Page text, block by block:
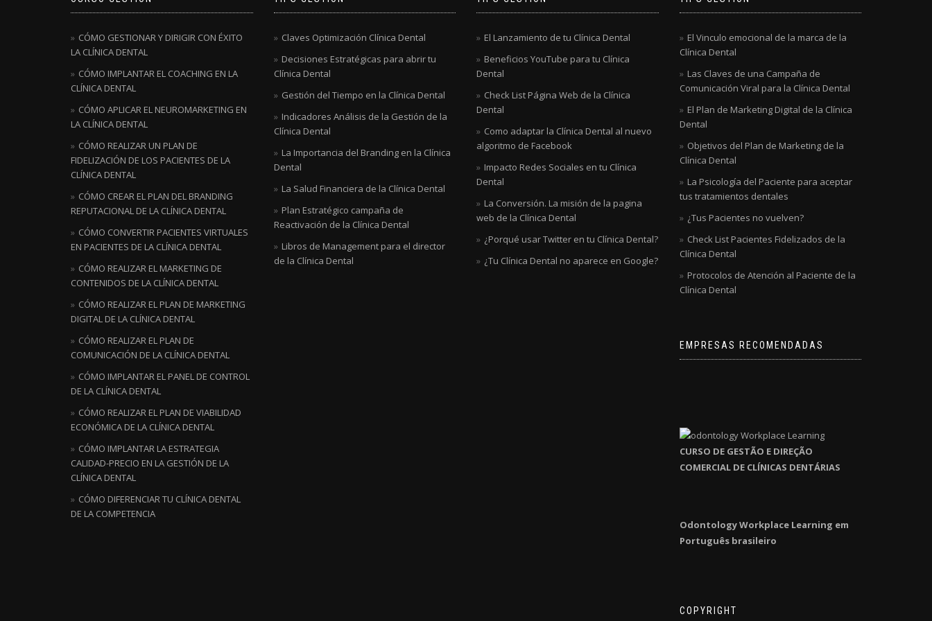
CÓMO GESTIONAR Y DIRIGIR CON ÉXITO
LA CLÍNICA DENTAL
CÓMO IMPLANTAR EL COACHING EN LA
CLÍNICA DENTAL
CÓMO APLICAR EL NEUROMARKETING EN
LA CLÍNICA DENTAL
CÓMO REALIZAR UN PLAN DE
FIDELIZACIÓN DE LOS PACIENTES DE LA
CLÍNICA DENTAL
CÓMO CREAR EL PLAN DEL BRANDING
REPUTACIONAL DE LA CLÍNICA DENTAL
CÓMO CONVERTIR PACIENTES VIRTUALES
EN PACIENTES DE LA CLÍNICA DENTAL
CÓMO REALIZAR EL MARKETING DE
CONTENIDOS DE LA CLÍNICA DENTAL
CÓMO REALIZAR EL PLAN DE MARKETING
DIGITAL DE LA CLÍNICA DENTAL
CÓMO REALIZAR EL PLAN DE
COMUNICACIÓN DE LA CLÍNICA DENTAL
CÓMO IMPLANTAR EL PANEL DE CONTROL
DE LA CLÍNICA DENTAL
CÓMO REALIZAR EL PLAN DE VIABILIDAD
ECONÓMICA DE LA CLÍNICA DENTAL
CÓMO IMPLANTAR LA ESTRATEGIA
CALIDAD-PRECIO EN LA GESTIÓN DE LA
CLÍNICA DENTAL
CÓMO DIFERENCIAR TU CLÍNICA DENTAL
DE LA COMPETENCIA
Claves Optimización Clínica Dental
Decisiones Estratégicas para abrir tu
Clínica Dental
Gestión del Tiempo en la Clínica Dental
Indicadores Análisis de la Gestión de la
Clínica Dental
La Importancia del Branding en la Clínica
Dental
La Salud Financiera de la Clínica Dental
Plan Estratégico campaña de
Reactivación de la Clínica Dental
Libros de Management para el director
de la Clínica Dental
El Lanzamiento de tu Clínica Dental
Beneficios YouTube para tu Clínica
Dental
Check List Página Web de la Clínica
Dental
Como adaptar la Clínica Dental al nuevo
algoritmo de Facebook
Impacto Redes Sociales en tu Clínica
Dental
La Conversión. La misión de la pagina
web de la Clínica Dental
¿Porqué usar Twitter en tu Clínica Dental?
¿Tu Clínica Dental no aparece en Google?
El Vinculo emocional de la marca de la
Clínica Dental
Las Claves de una Campaña de
Comunicación Viral para la Clínica Dental
El Plan de Marketing Digital de la Clínica
Dental
Objetivos del Plan de Marketing de la
Clínica Dental
La Psicología del Paciente para aceptar
tus tratamientos dentales
¿Tus Pacientes no vuelven?
Check List Pacientes Fidelizados de la
Clínica Dental
Protocolos de Atención al Paciente de la
Clínica Dental
EMPRESAS RECOMENDADAS
CURSO DE GESTÃO E DIREÇÃO
COMERCIAL DE CLÍNICAS DENTÁRIAS
Odontology Workplace Learning em
Português brasileiro
COPYRIGHT